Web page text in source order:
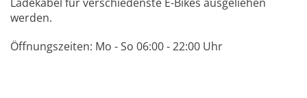
werden.
Öffnungszeiten: Mo - So 06:00 - 22:00 Uhr